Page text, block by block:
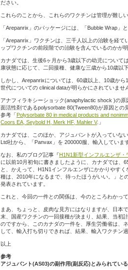
ださい。
これらのことから、これらのワクチンは管理が難し
「Arepanrix」のパッケージには、「Bubble Wrap」
「Arepanrix」ワクチンは、三千人以上の治験を経
ップワクチンの前段階での治験を含んでいるのかが
カナダでは、生後6ヶ月から3歳以下の幼児について
康状態に応じて、二回接種、健康な三歳から10歳以
しかし、Arepanrixについては、60歳以上、10歳か
世代についての clinical dataが明らかにされていませ
アナフィラキシーショック(anaphylactic shock )の
面活性剤であるpolysorbate 80(Tween80)が原因との
参考「Polysorbate 80 in medical products and
Coors EA, Seybold H, Merk HF, Mahler V.」
カナダでは、このほか、アジュバントが入っていな
Ltd社から、「Panvax」を 200000服、輸入しています
なお、私のブログ記事『H1N1新型インフルエンザ
に以前10月初旬に書きましたように、カナダでは、
と、かえって、H1N1インフルエンザにかかりやす
種は、2010年になるまで、待ったほうがいい。」と
発表されています。
これと、今回の一件との関係は、今のところわかって
まあ、ちょっと、皮肉な見方にはなりますが、日本
末、国産ワクチンの一回接種が決まり、結果、当初
のですから、このカナダの一件を、厚生労働省は、
して、輸入打ち切りできれば、結果、輸入ワクチン
以上
参考
アジュバント(AS03)の副作用(副反応)とみられてい